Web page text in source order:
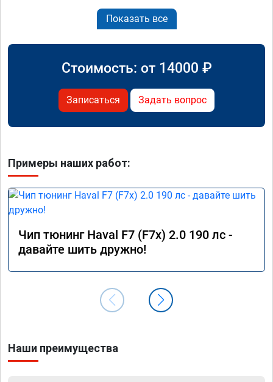
Показать все
Стоимость: от 14000 ₽
Записаться Задать вопрос
Примеры наших работ:
Чип тюнинг Haval F7 (F7x) 2.0 190 лс -
давайте шить дружно!
Наши преимущества